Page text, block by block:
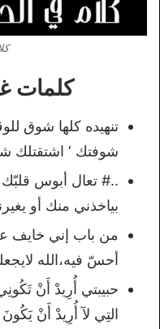
كلمات
تنهيده كلها شوق
شوفتك ‘ اشتقتلك
..# تعال أبوس قلبّك
بياخذني منك أو
من باب إني خايف
أحسّ فيه،الله
حبيبتي أُرِيدْ أَنْ
التِي لآ أُرِيدْ أَنْ يَكُونَ